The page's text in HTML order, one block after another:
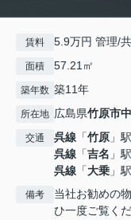
賃料 5.9万円 管理/
面積 57.21㎡
築年数 築11年
所在地 広島県竹原市
交通 呉線 「竹原 」
呉線 「吉名 」
呉線 「大乗 」
備考
当社お勧めの
ひ一度ご覧く